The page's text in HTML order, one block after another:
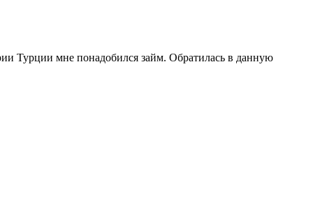
Турции мне понадобился займ. Обратилась в данную